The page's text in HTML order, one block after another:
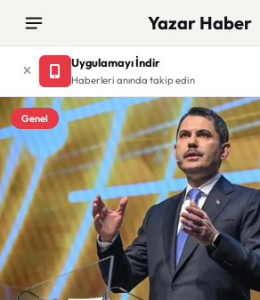
Yazar Haber
Uygulamayı İndir
Haberleri anında takip edin
Genel